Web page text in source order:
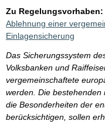
Zu Regelungsvorhaben:
Ablehnung einer
Einlagensicherung
Das Sicherungssystem
Volksbanken und
vergemeinschaftete
werden. Die
die Besonderheiten der
berücksichtigen, sollen